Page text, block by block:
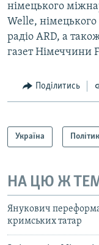
німецького
Welle, німецького
радіо ARD, а
газет Німеччини
Поділитись
Україна
НА ЦЮ Ж
Янукович
кримських татар